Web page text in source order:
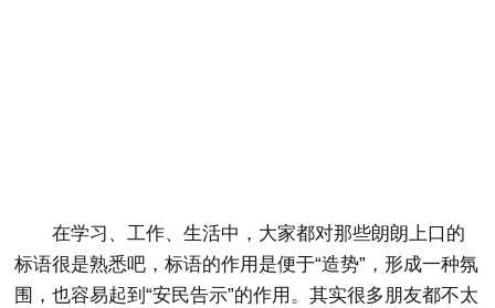
在学习、工作、生活中，大家都对那些朗朗上口的
标语很是熟悉吧，标语的作用是便于“造势”，形成一种氛
围，也容易起到“安民告示”的作用。其实很多朋友都不太